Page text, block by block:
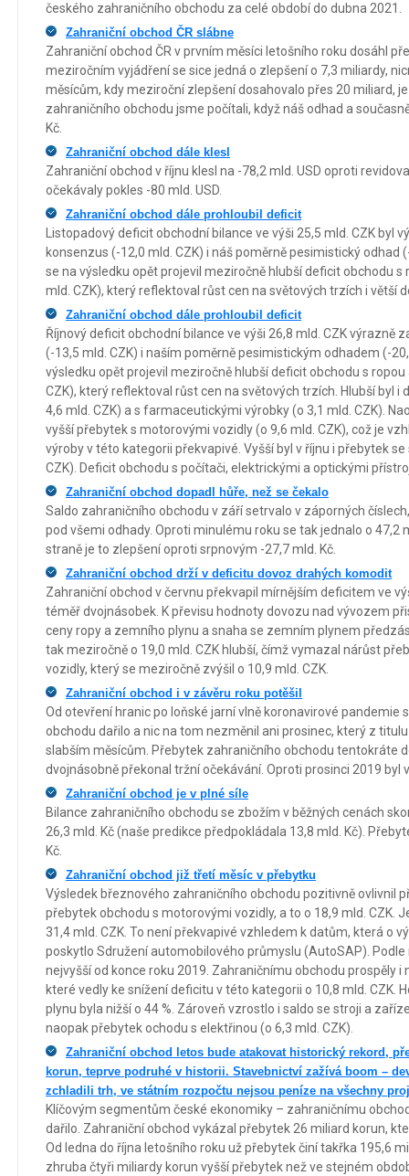
českého zahraničního obchodu za celé období do dubna 2021.
Zahraniční obchod ČR slábne
Zahraniční obchod ČR v prvním měsíci letošního roku dosáhl
meziročním vyjádření se sice jedná o zlepšení o 7,3 miliardy,
měsícům, kdy meziroční zlepšení dosahovalo přes 20 miliard,
zahraničního obchodu jsme počítali, když náš odhad a
Kč.
Zahraniční obchod dále klesl
Zahraniční obchod v říjnu klesl na -78,2 mld. USD oproti
očekávaly pokles -80 mld. USD.
Zahraniční obchod dále prohloubil deficit
Listopadový deficit obchodní bilance ve výši 25,5 mld. CZK byl
konsenzus (-12,0 mld. CZK) i náš poměrně pesimistický odhad
se na výsledku opět projevil meziročně hlubší deficit obchodu
mld. CZK), který reflektoval růst cen na světových trzích i větší
Zahraniční obchod dále prohloubil deficit
Říjnový deficit obchodní bilance ve výši 26,8 mld. CZK výrazně
(-13,5 mld. CZK) i naším poměrně pesimistickým odhadem (-
výsledku opět projevil meziročně hlubší deficit obchodu s
CZK), který reflektoval růst cen na světových trzích. Hlubší byl
4,6 mld. CZK) a s farmaceutickými výrobky (o 3,1 mld. CZK).
vyšší přebytek s motorovými vozidly (o 9,6 mld. CZK), což je
výroby v této kategorii překvapivé. Vyšší byl v říjnu i přebytek
CZK). Deficit obchodu s počítači, elektrickými a optickými
Zahraniční obchod dopadl hůře, než se čekalo
Saldo zahraničního obchodu v září setrvalo v záporných
pod všemi odhady. Oproti minulému roku se tak jednalo o 47,2
straně je to zlepšení oproti srpnovým -27,7 mld. Kč.
Zahraniční obchod drží v deficitu dovoz drahých komodit
Zahraniční obchod v červnu překvapil mírnějším deficitem ve
téměř dvojnásobek. K převisu hodnoty dovozu nad vývozem
ceny ropy a zemního plynu a snaha se zemním plynem
tak meziročně o 19,0 mld. CZK hlubší, čímž vymazal nárůst
vozidly, který se meziročně zvýšil o 10,9 mld. CZK.
Zahraniční obchod i v závěru roku potěšil
Od otevření hranic po loňské jarní vlně koronavirové pandemie
obchodu dařilo a nic na tom nezměnil ani prosinec, který z
slabším měsícům. Přebytek zahraničního obchodu tentokráte
dvojnásobně překonal tržní očekávání. Oproti prosinci 2019 byl
Zahraniční obchod je v plné síle
Bilance zahraničního obchodu se zbožím v běžných cenách
26,3 mld. Kč (naše predikce předpokládala 13,8 mld. Kč).
Kč.
Zahraniční obchod již třetí měsíc v přebytku
Výsledek březnového zahraničního obchodu pozitivně ovlivnil
přebytek obchodu s motorovými vozidly, a to o 18,9 mld. CZK.
31,4 mld. CZK. To není překvapivé vzhledem k datům, která o
poskytlo Sdružení automobilového průmyslu (AutoSAP).
nejvyšší od konce roku 2019. Zahraničnímu obchodu prospěly i
které vedly ke snížení deficitu v této kategorii o 10,8 mld. CZK.
plynu byla nižší o 44 %. Zároveň vzrostlo i saldo se stroji a
naopak přebytek ochodu s elektřinou (o 6,3 mld. CZK).
Zahraniční obchod letos bude atakovat historický rekord,
korun, teprve podruhé v historii. Stavebnictví zažívá boom –
zchladili trh, ve státním rozpočtu nejsou peníze na všechny
Klíčovým segmentům české ekonomiky – zahraničnímu
dařilo. Zahraniční obchod vykázal přebytek 26 miliard korun,
Od ledna do října letošního roku už přebytek činí takřka 195,6
zhruba čtyři miliardy korun vyšší přebytek než ve stejném